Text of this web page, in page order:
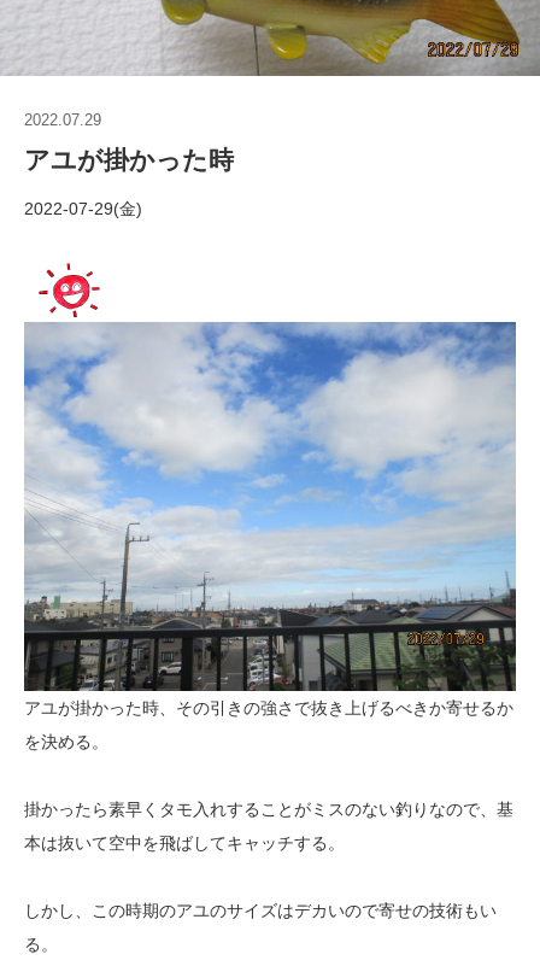
2022.07.29
アユが掛かった時
2022-07-29(金)
アユが掛かった時、その引きの強さで抜き上げるべきか寄せるか
を決める。
掛かったら素早くタモ入れすることがミスのない釣りなので、基
本は抜いて空中を飛ばしてキャッチする。
しかし、この時期のアユのサイズはデカいので寄せの技術もい
る。